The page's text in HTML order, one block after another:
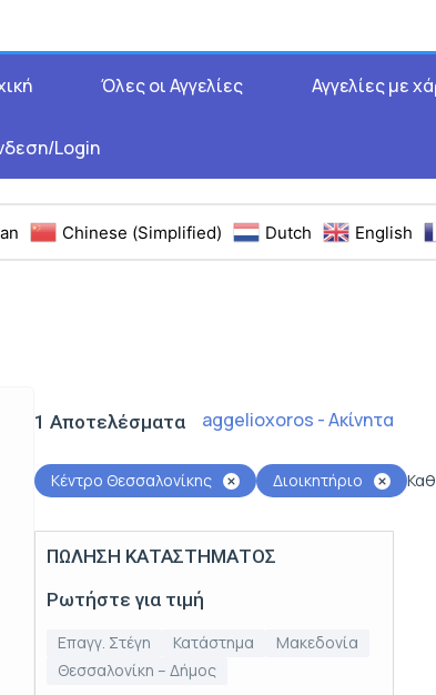
Όλες οι Αγγελίες Αγγελίες με
Login
Chinese (Simplified) Dutch English
1 Αποτελέσματα aggelioxoros - Ακίνητα
Κέντρο Θεσσαλονίκης Διοικητήριο
Πώληση
ΠΩΛΗΣΗ ΚΑΤΑΣΤΗΜΑΤΟΣ
Ρωτήστε για τιμή
Επαγγ. Στέγη Κατάστημα
Μακεδονία
Θεσσαλονίκη – Δήμος